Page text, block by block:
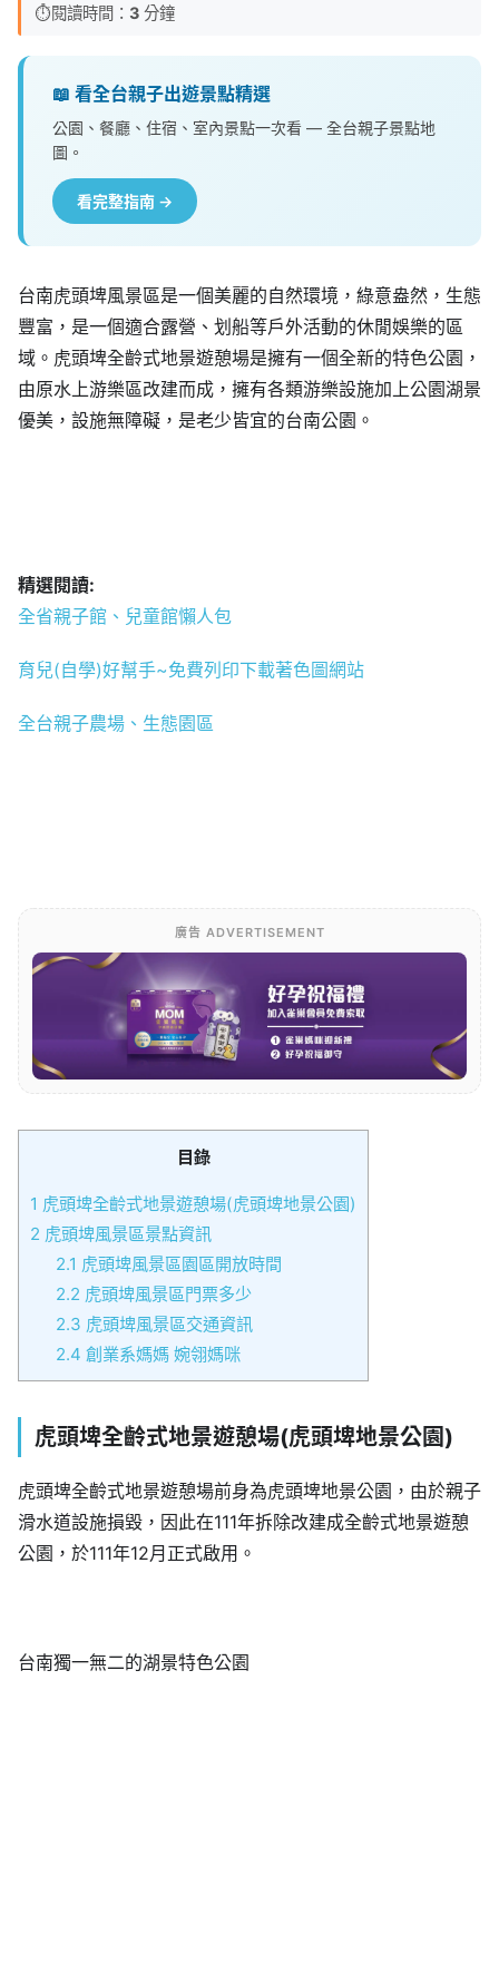
⏱️閱讀時間： 3 分鐘
📖 看全台親子出遊景點精選
公園、餐廳、住宿、室內景點一次看 — 全台親子景點地
圖。
看完整指南 →
台南虎頭埤風景區是一個美麗的自然環境，綠意盎然，生態
豐富，是一個適合露營、划船等戶外活動的休閒娛樂的區
域。虎頭埤全齡式地景遊憩場是擁有一個全新的特色公園，
由原水上游樂區改建而成，擁有各類游樂設施加上公園湖景
優美，設施無障礙，是老少皆宜的台南公園。
精選閱讀:
全省親子館、兒童館懶人包
育兒(自學)好幫手~免費列印下載著色圖網站
全台親子農場、生態園區
廣告 ADVERTISEMENT
目錄
1 虎頭埤全齡式地景遊憩場(虎頭埤地景公園)
2 虎頭埤風景區景點資訊
2.1 虎頭埤風景區園區開放時間
2.2 虎頭埤風景區門票多少
2.3 虎頭埤風景區交通資訊
2.4 創業系媽媽 婉翎媽咪
虎頭埤全齡式地景遊憩場(虎頭埤地景公園)
虎頭埤全齡式地景遊憩場前身為虎頭埤地景公園，由於親子
滑水道設施損毀，因此在111年拆除改建成全齡式地景遊憩
公園，於111年12月正式啟用。
台南獨一無二的湖景特色公園